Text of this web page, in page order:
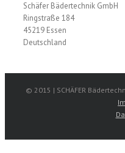
Schäfer Bädertechnik GmbH
Ringstraße 184
45219 Essen
Deutschland
© 2015 | SCHÄFER